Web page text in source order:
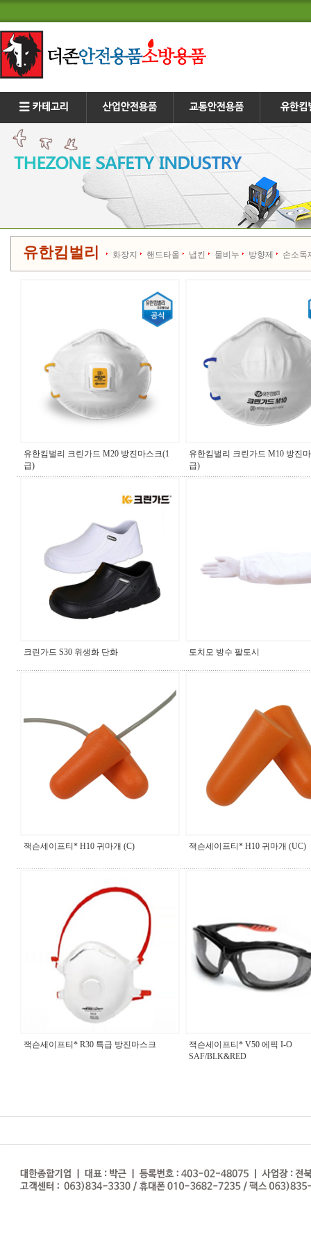
유한킴벌리 화장지 핸드타올 냅킨 물비누 방향제 손소독
유한킴벌리 크린가드 M20 방진마스크(1
급)
유한킴벌리 크린가드 M10 방진
급)
크린가드 S30 위생화 단화 토치모 방수 팔토시
잭슨세이프티* H10 귀마개 (C) 잭슨세이프티* H10 귀마개 (UC)
잭슨세이프티* R30 특급 방진마스크
잭슨세이프티* V50 에픽 I-O
SAF/BLK&RED